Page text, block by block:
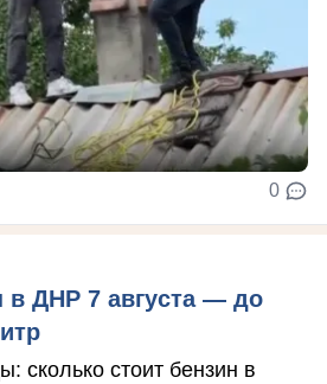
0
в ДНР 7 августа — до
сколько стоит бензин в